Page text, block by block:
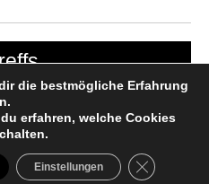
Ukulelen-Stammtisch
die bestmögliche Erfahrung
erfahren, welche Cookies
Einstellungen GDPR